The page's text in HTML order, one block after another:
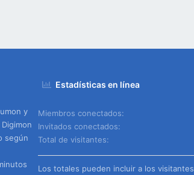
y
según
Estadísticas en línea
Miembros conectados
Invitados conectados
Total de visitantes
Los totales pueden incluir a los visitantes